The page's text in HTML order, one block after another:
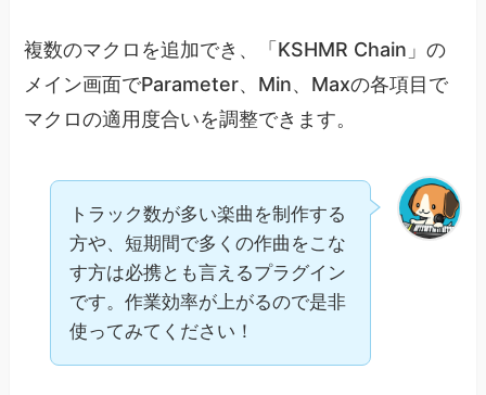
複数のマクロを追加でき、「KSHMR Chain」の
メイン画面でParameter、Min、Maxの各項目で
マクロの適用度合いを調整できます。
トラック数が多い楽曲を制作する
方や、短期間で多くの作曲をこな
す方は必携とも言えるプラグイン
です。作業効率が上がるので是非
使ってみてください！